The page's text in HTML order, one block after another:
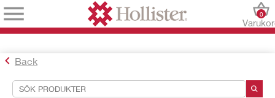
0
Back
Sökverktyg